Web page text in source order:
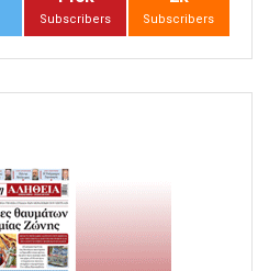
Subscribers Subscribers